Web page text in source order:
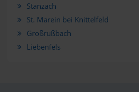
Stanzach
St. Marein bei Knittelfeld
Großrußbach
Liebenfels